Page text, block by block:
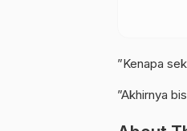
”Kenapa
”Akhirnya